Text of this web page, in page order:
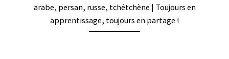
arabe, persan, russe, tchétchène | Toujours en
apprentissage, toujours en partage !